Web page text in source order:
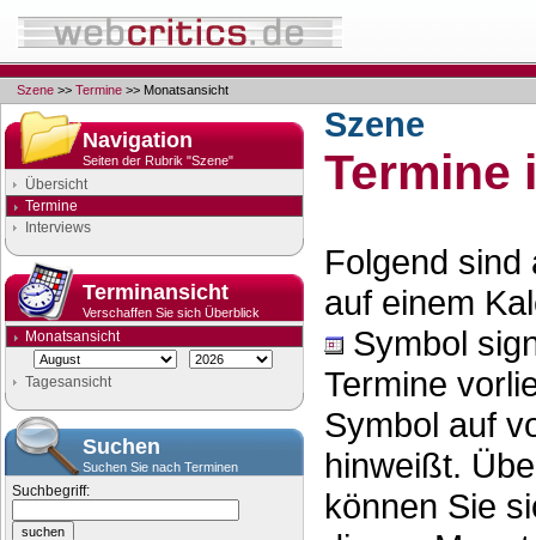
Szene >> Termine >> Monatsansicht
Navigation
Seiten der Rubrik "Szene"
Übersicht
Termine
Interviews
Terminansicht
Verschaffen Sie sich Überblick
Monatsansicht
Tagesansicht
Suchen
Suchen Sie nach Terminen
Suchbegriff:
Szene
Termine
Folgend sind
auf einem
Symbol
Termine
Symbol auf
hinweißt.
können Sie